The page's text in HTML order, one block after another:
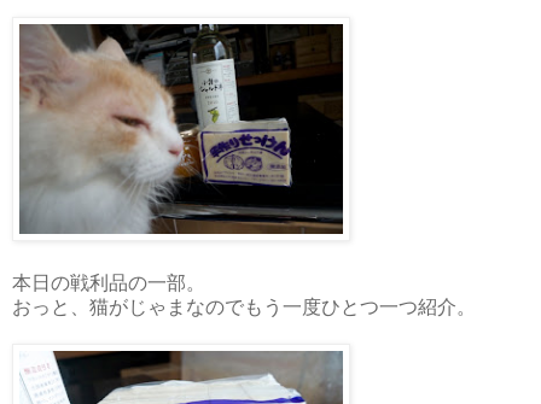
本日の戦利品の一部。
おっと、猫がじゃまなのでもう一度ひとつ一つ紹介。